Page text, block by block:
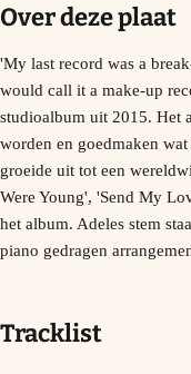
Over deze plaat
'My last record was a
would call it a make-up
studioalbum uit 2015. Het
worden en goedmaken
groeide uit tot een
Were Young', 'Send My
het album. Adeles stem
piano gedragen
Tracklist